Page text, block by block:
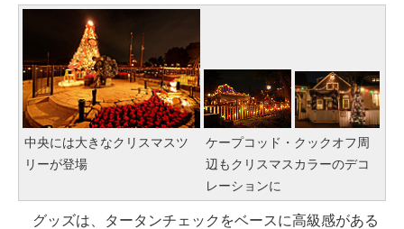
中央には大きなクリスマスツ
リーが登場
ケープコッド・クックオフ周
辺もクリスマスカラーのデコ
レーションに
グッズは、タータンチェックをベースに高級感がある